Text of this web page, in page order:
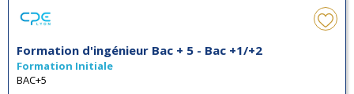
Formation d'ingénieur Bac + 5 - Bac +1/+2
Formation Initiale
BAC+5